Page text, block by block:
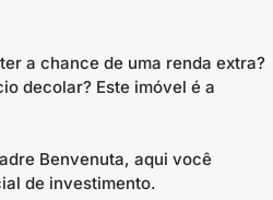
a chance de uma renda extra?
decolar? Este imóvel é a
Benvenuta, aqui você
de investimento.